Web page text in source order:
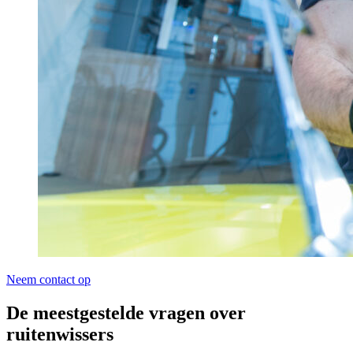
Neem contact op
De meestgestelde vragen over
ruitenwissers